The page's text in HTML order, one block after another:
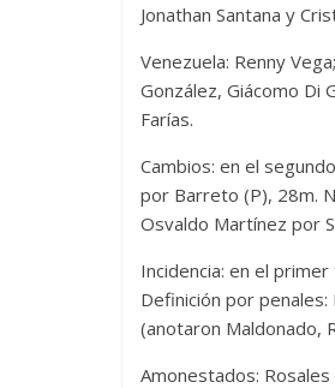
Jonathan Santana y
Venezuela: Renny
González, Giácomo Di
Farías.
Cambios: en el
por Barreto (P), 28m.
Osvaldo Martínez por
Incidencia: en el
Definición por
(anotaron Maldonado,
Amonestados: Rosales